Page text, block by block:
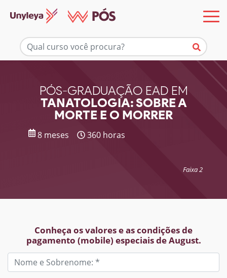
PÓS-GRADUAÇÃO EAD EM
TANATOLOGIA: SOBRE A
MORTE E O MORRER
8 meses 360 horas
Faixa 2
Conheça os valores e as condições de
pagamento (mobile) especiais de August.
Mais informações